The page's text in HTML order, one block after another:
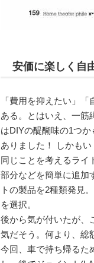
安価に楽しく自
「費用を抑えたい」
ある。とはいえ、一筋
はDIYの醍醐味の1つ
ありました！ しかも
同じことを考えるライ
部分などを簡単に追加
トの製品を2種類発見
を選択。
後から気が付いたが、
気だそう。何より、総
今回、車で持ち帰るた